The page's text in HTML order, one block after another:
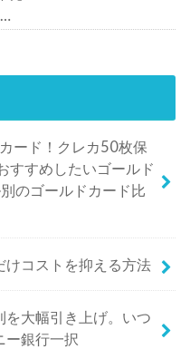
ード！クレカ50枚保
すすめしたいゴールド
のゴールドカード比
けコストを抑える方法
を大幅引き上げ。いつ
ー銀行一択